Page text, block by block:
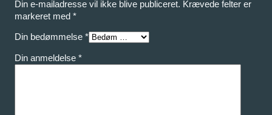
Din e-mailadresse vil ikke blive publiceret. Krævede felter er
markeret med *
Din bedømmelse *
Din anmeldelse *